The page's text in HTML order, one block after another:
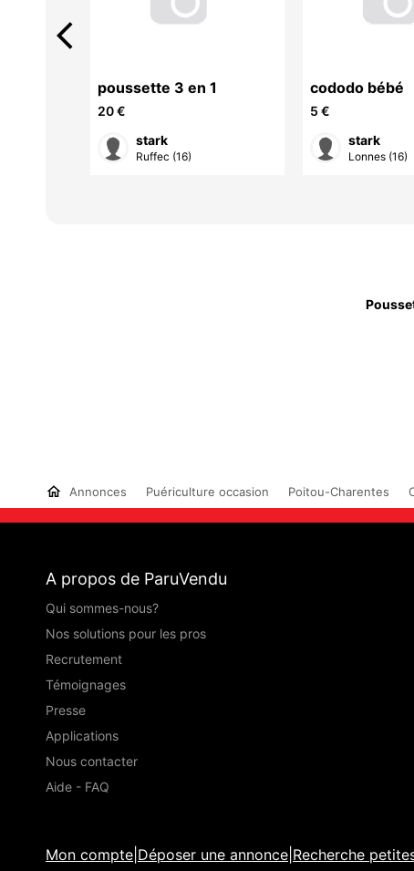
poussette 3 en 1
20 €
stark
Ruffec (16)
cododo bébé
5 €
stark
Lonnes (16)
arrow_back_ios
Annonces Puériculture occasion Poitou-Charentes
A propos de ParuVendu
Qui sommes-nous?
Nos solutions pour les pros
Recrutement
Témoignages
Presse
Applications
Nous contacter
Aide - FAQ
Mon compte Déposer une annonce Recherche